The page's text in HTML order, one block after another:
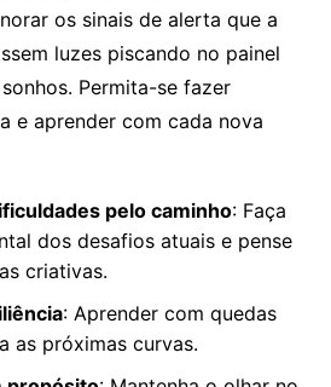
os sinais de alerta que a
luzes piscando no painel
Permita-se fazer
e aprender com cada nova
pelo caminho: Faça
dos desafios atuais e pense
criativas.
: Aprender com quedas
as próximas curvas.